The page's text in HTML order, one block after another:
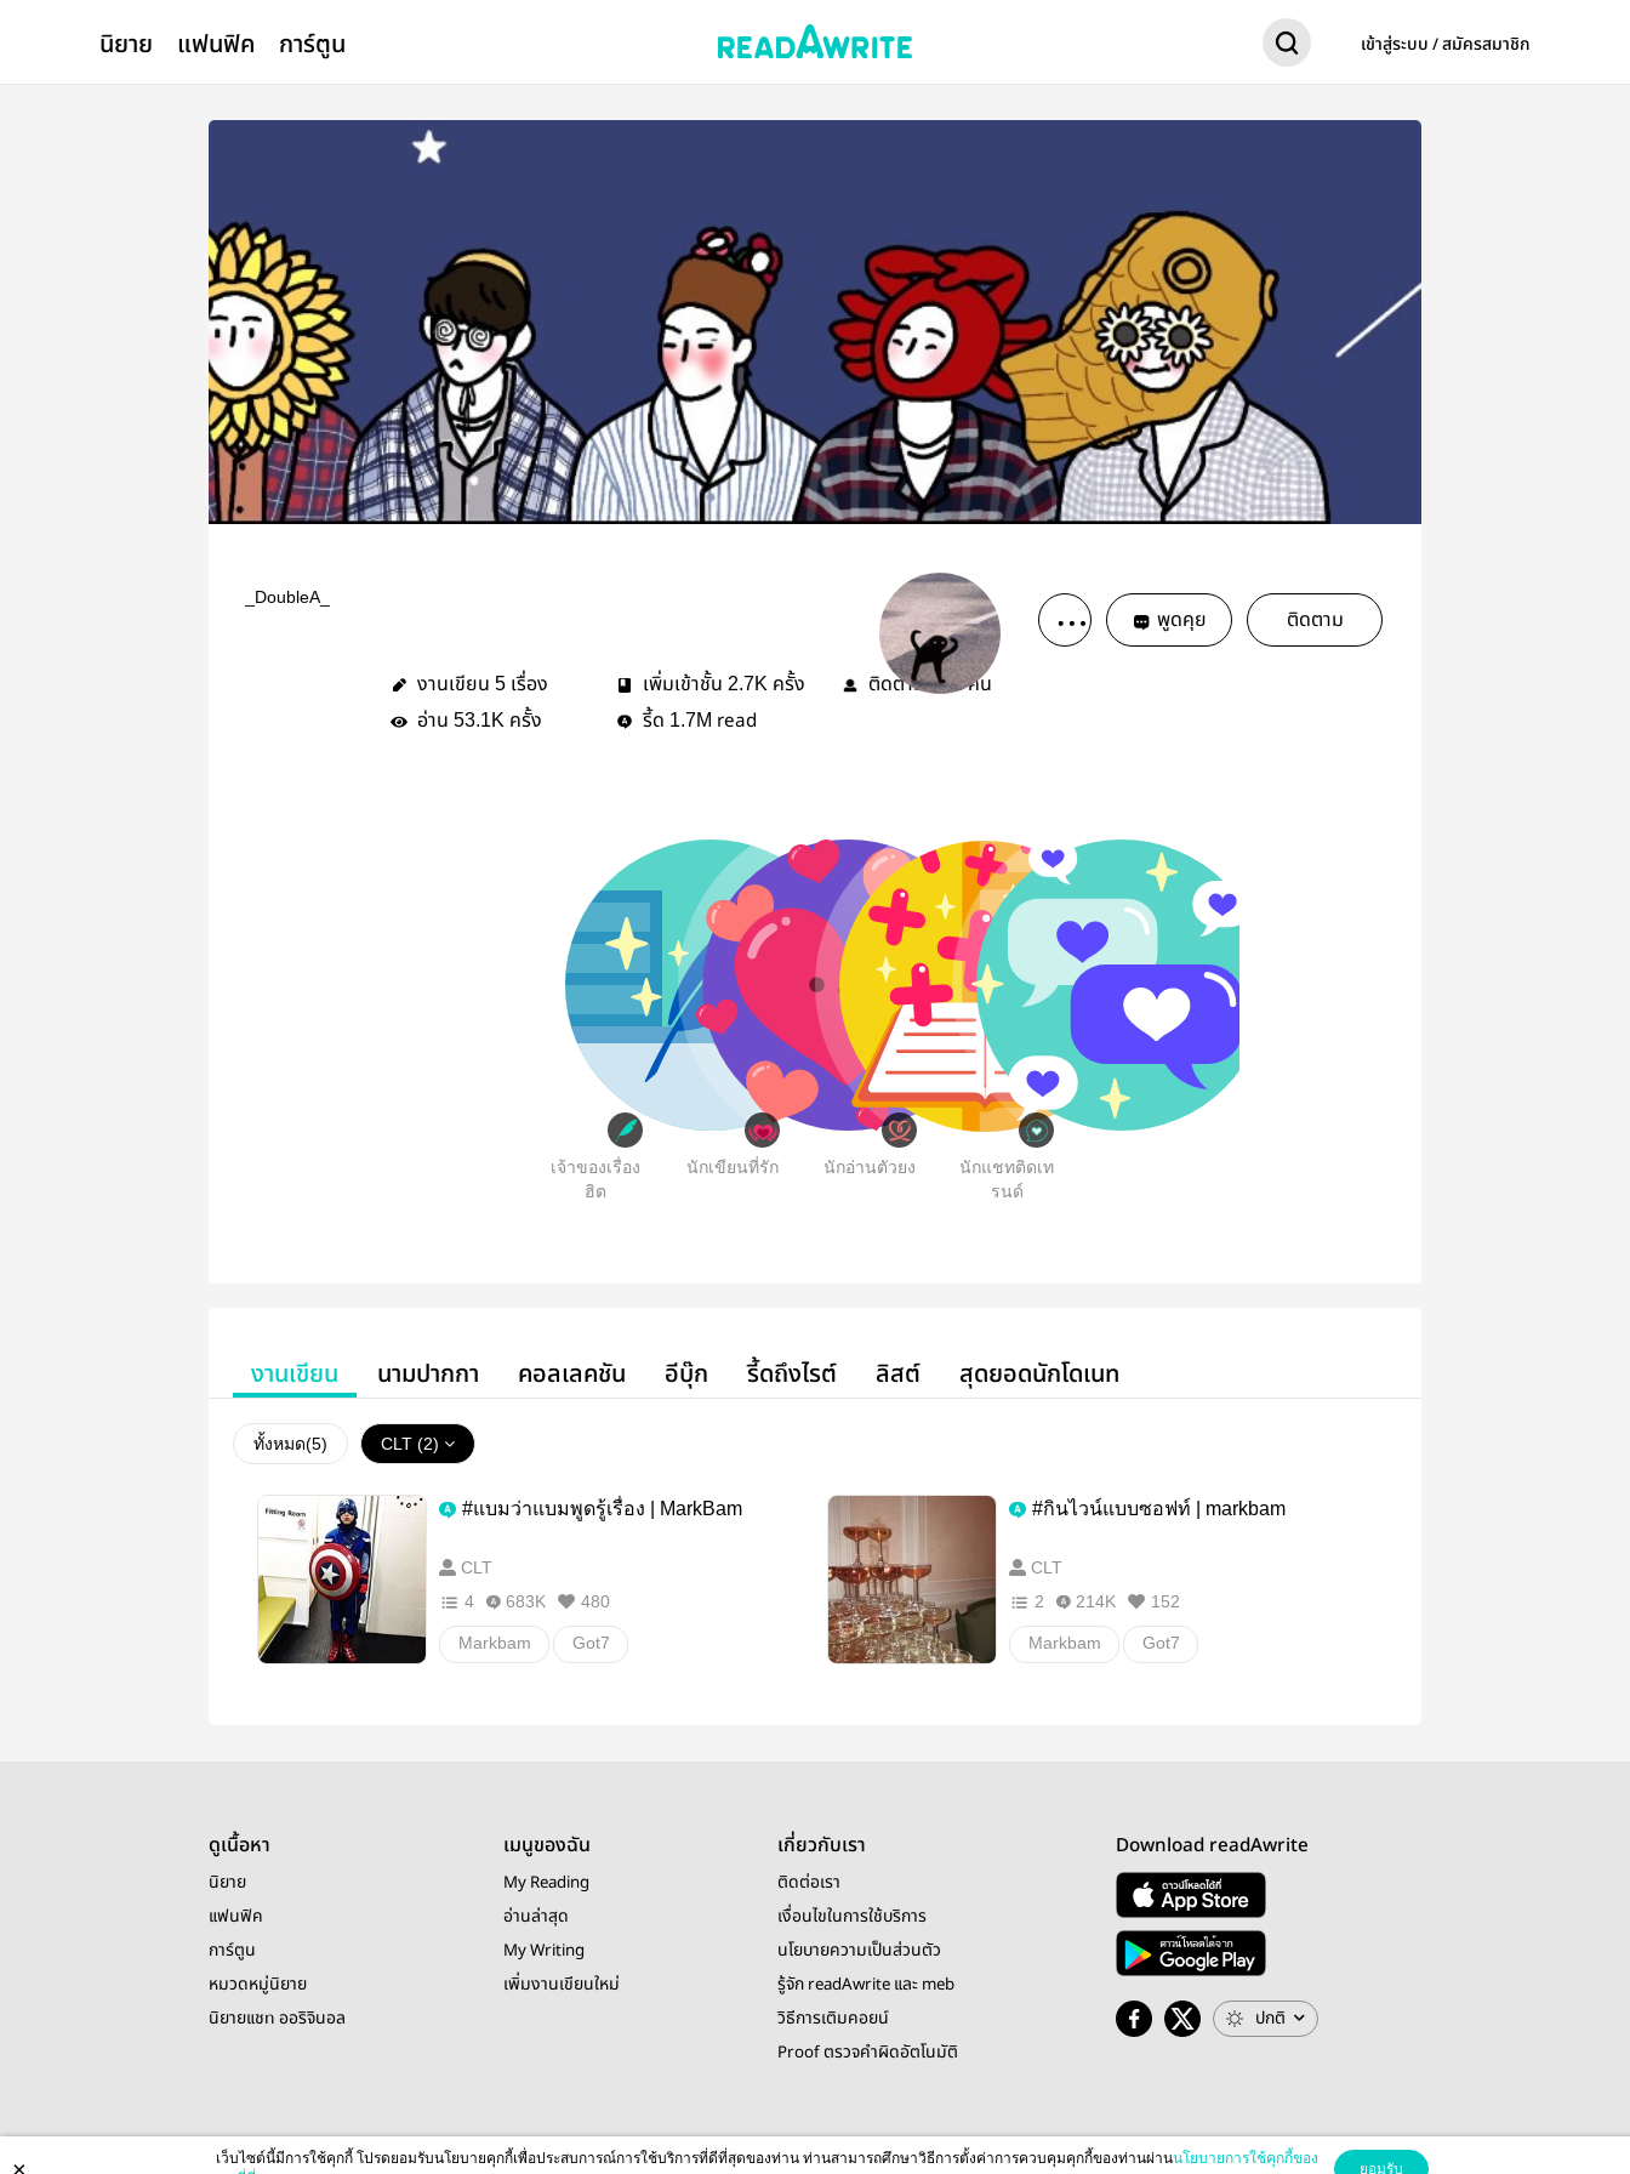
นิยาย แฟนฟิค การ์ตูน เข้าสู่ระบบ / สมัครสมาชิก
_DoubleA_
พูดคุย ติดตาม
งานเขียน 5 เรื่อง เพิ่มเข้าชั้น 2.7K ครั้ง ติดตาม224คน
อ่าน 53.1K ครั้ง รี้ด 1.7M read
เจ้าของเรื่อง
ฮิต
นักเขียนที่รัก นักอ่านตัวยง
นักแชทติดเท
รนด์
งานเขียน นามปากกา คอลเลคชัน อีบุ๊ก รี้ดถึงไรต์ ลิสต์ สุดยอดนักโดเนท
ทั้งหมด(5) CLT (2)
#แบมว่าแบมพูดรู้เรื่อง | MarkBam
CLT
4
683K 480
Markbam Got7
#กินไวน์แบบซอฟท์ | markbam
CLT
2
214K 152
Markbam Got7
ดูเนื้อหา
นิยาย
แฟนฟิค
การ์ตูน
หมวดหมู่นิยาย
นิยายแชท ออริจินอล
เมนูของฉัน
My Reading
อ่านล่าสุด
My Writing
เพิ่มงานเขียนใหม่
เกี่ยวกับเรา
ติดต่อเรา
เงื่อนไขในการใช้บริการ
นโยบายความเป็นส่วนตัว
รู้จัก readAwrite และ meb
วิธีการเติมคอยน์
Proof ตรวจคำผิดอัตโนมัติ
Download readAwrite
ปกติ
© 2026 readAwrite.com by MEB Corporation Public Company Limited
This site is protected by reCAPTCHA and the Google
เว็บไซต์นี้มีการใช้คุกกี้ โปรดยอมรับนโยบายคุกกี้เพื่อประสบการณ์การใช้บริการที่ดีที่สุดของท่าน ท่านสามารถศึกษาวิธีการตั้งค่าการควบคุมคุกกี้ของท่านผ่านนโยบายการใช้คุกกี้ของ
ยอมรับ